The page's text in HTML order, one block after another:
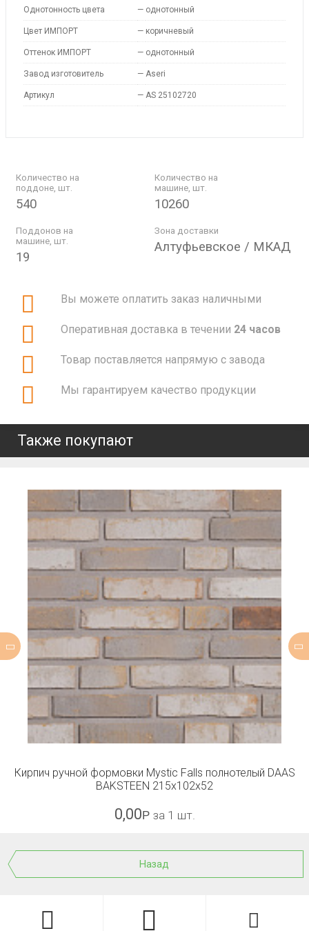
Однотонность цвета — однотонный
Цвет ИМПОРТ — коричневый
Оттенок ИМПОРТ — однотонный
Завод изготовитель — Aseri
Артикул — AS 25102720
Количество на
поддоне, шт.
540
Количество на
машине, шт.
10260
Поддонов на
машине, шт.
19
Зона доставки
Алтуфьевское / МКАД
Вы можете оплатить заказ наличными
Оперативная доставка в течении 24 часов
Товар поставляется напрямую с завода
Мы гарантируем качество продукции
Также покупают
Кирпич ручной формовки Mystic Falls полнотелый DAAS
BAKSTEEN 215x102x52
0,00Р за 1 шт.
Назад